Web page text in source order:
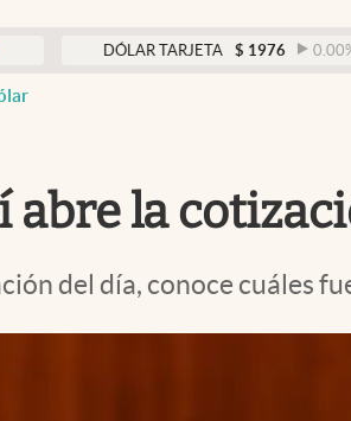
DÓLAR TARJETA $ 1976 0.00%
abre la
del día, conoce cuáles